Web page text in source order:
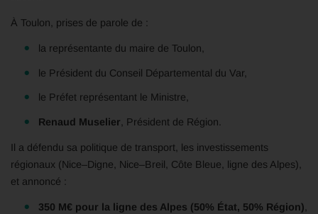
À Toulon, prises de parole de :
la représentante du maire de Toulon,
le Président du Conseil Départemental du Var,
le Préfet représentant le Ministre,
Renaud Muselier , Président de Région.
Il a défendu sa politique de transport, les investissements
régionaux (Nice–Digne, Nice–Breil, Côte Bleue, ligne des Alpes),
et annoncé :
350 M€ pour la ligne des Alpes (50% État, 50% Région),